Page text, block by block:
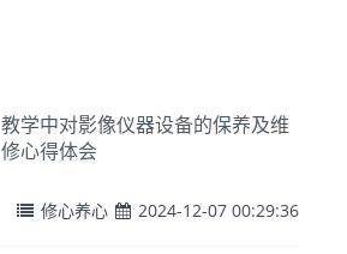
教学中对影像仪器设备的保养及维
修心得体会
修心养心 2024-12-07 00:29:36